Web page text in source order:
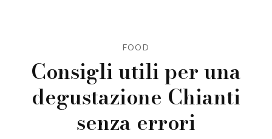
FOOD
Consigli utili per una
degustazione Chianti
senza errori